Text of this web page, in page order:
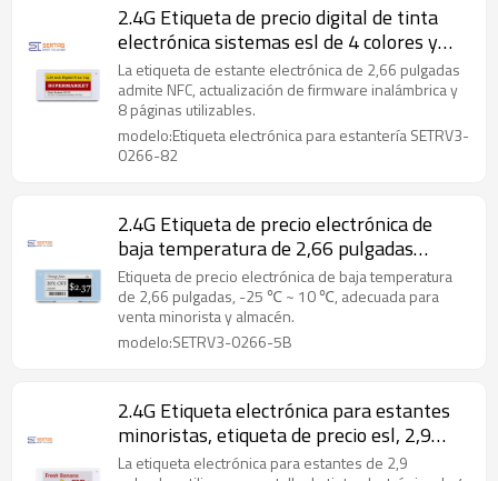
2.4G Etiqueta de precio digital de tinta
electrónica sistemas esl de 4 colores y
2,66 pulgadas
La etiqueta de estante electrónica de 2,66 pulgadas
admite NFC, actualización de firmware inalámbrica y
8 páginas utilizables.
modelo:Etiqueta electrónica para estantería SETRV3-
0266-82
2.4G Etiqueta de precio electrónica de
baja temperatura de 2,66 pulgadas
296x152 ESL
Etiqueta de precio electrónica de baja temperatura
de 2,66 pulgadas, -25 ℃ ~ 10 ℃, adecuada para
venta minorista y almacén.
modelo:SETRV3-0266-5B
2.4G Etiqueta electrónica para estantes
minoristas, etiqueta de precio esl, 2,9
pulgadas
La etiqueta electrónica para estantes de 2,9